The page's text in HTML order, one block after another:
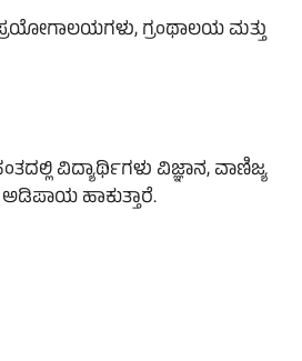
ಗ್ರಂಥಾಲಯ ಮತ್ತು
ವಿದ್ಯಾರ್ಥಿಗಳು ವಿಜ್ಞಾನ, ವಾಣಿಜ್ಯ
ಹಾಕುತ್ತಾರೆ.